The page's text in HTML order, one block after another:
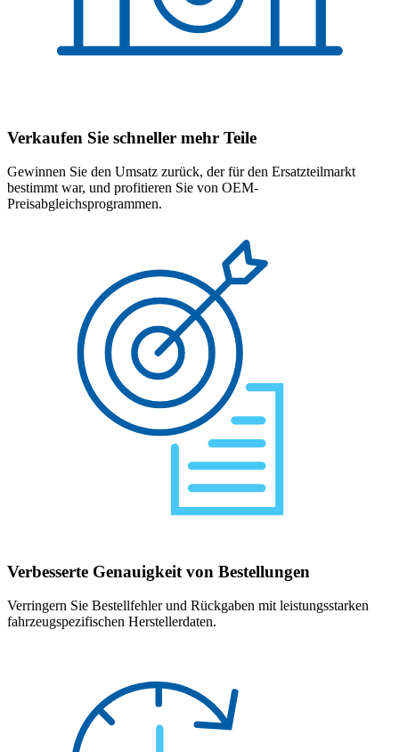
Verkaufen Sie schneller mehr Teile
Gewinnen Sie den Umsatz zurück, der für den Ersatzteilmarkt
bestimmt war, und profitieren Sie von OEM-
Preisabgleichsprogrammen.
Verbesserte Genauigkeit von Bestellungen
Verringern Sie Bestellfehler und Rückgaben mit leistungsstarken
fahrzeugspezifischen Herstellerdaten.